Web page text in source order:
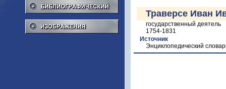
ИзображенияТраверсе Иван
государственный деятель
1754-1831
Источник
Энциклопедический